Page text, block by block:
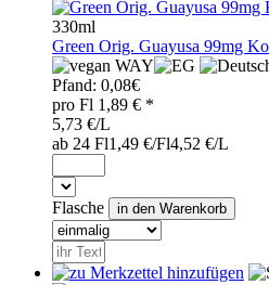
330ml
Green Orig. Guayusa 99mg
WAY
Pfand: 0,08€
pro Fl 1,89 € *
5,73 €/L
ab 24 Fl1,49 €/Fl4,52 €/L
Flasche